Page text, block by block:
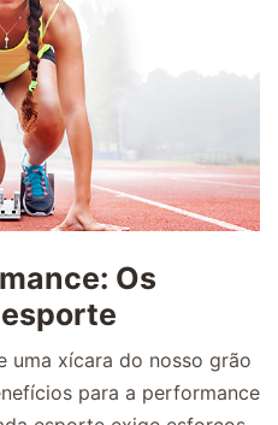
Os
uma xícara do nosso grão
para a performance